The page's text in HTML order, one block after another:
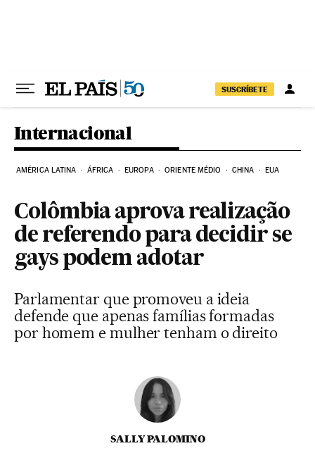
SUSCRÍBETE
Internacional
AMÉRICA LATINA ÁFRICA EUROPA ORIENTE MÉDIO CHINA EUA
Colômbia aprova realização
de referendo para decidir se
gays podem adotar
Parlamentar que promoveu a ideia
defende que apenas famílias formadas
por homem e mulher tenham o direito
SALLY PALOMINO